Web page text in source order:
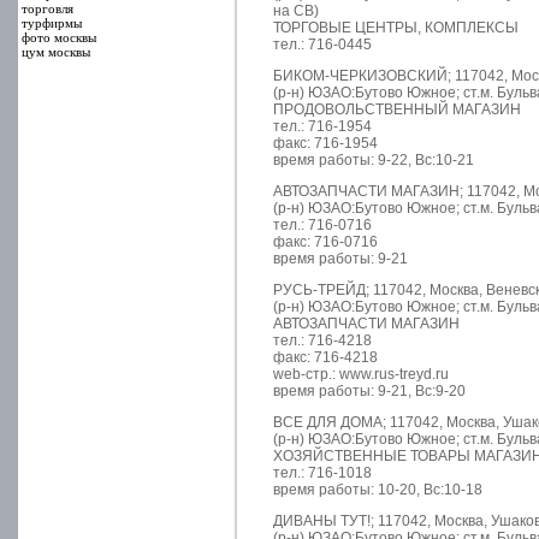
торговля
турфирмы
фото москвы
цум москвы
на СВ)
ТОРГОВЫЕ ЦЕНТРЫ, КОМПЛЕКСЫ
тел.: 716-0445
БИКОМ-ЧЕРКИЗОВСКИЙ; 117042,
(р-н) ЮЗАО:Бутово Южное; ст.м.
ПРОДОВОЛЬСТВЕННЫЙ МАГАЗИН
тел.: 716-1954
факс: 716-1954
время работы: 9-22, Вс:10-21
АВТОЗАПЧАСТИ МАГАЗИН; 117042,
(р-н) ЮЗАО:Бутово Южное; ст.м.
тел.: 716-0716
факс: 716-0716
время работы: 9-21
РУСЬ-ТРЕЙД; 117042, Москва,
(р-н) ЮЗАО:Бутово Южное; ст.м.
АВТОЗАПЧАСТИ МАГАЗИН
тел.: 716-4218
факс: 716-4218
web-стр.: www.rus-treyd.ru
время работы: 9-21, Вс:9-20
ВСЕ ДЛЯ ДОМА; 117042, Москва,
(р-н) ЮЗАО:Бутово Южное; ст.м.
ХОЗЯЙСТВЕННЫЕ ТОВАРЫ
тел.: 716-1018
время работы: 10-20, Вс:10-18
ДИВАНЫ ТУТ!; 117042, Москва,